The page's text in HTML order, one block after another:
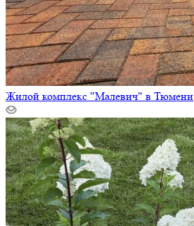
Жилой комплекс "Малевич" в Тюмени